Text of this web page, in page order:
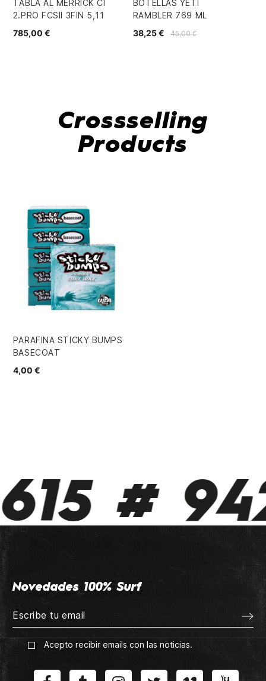
TABLA AL MERRICK CI
2.PRO FCSII 3FIN 5,11
785,00 €
BOTELLAS YETI
RAMBLER 769 ML
45,00 €
38,25 €
Crossselling
Products
PARAFINA STICKY BUMPS
BASECOAT
4,00 €
#
Novedades 100% Surf
Acepto recibir emails con las noticias.